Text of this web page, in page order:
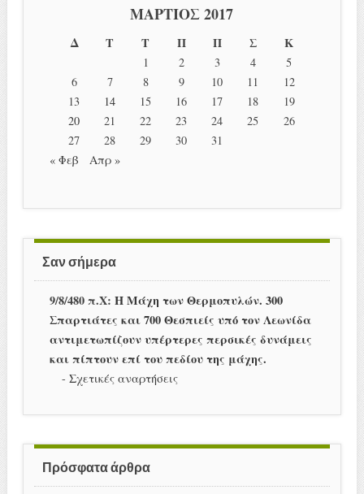
ΜΆΡΤΙΟΣ 2017
Δ Τ Τ Π Π Σ Κ
1 2 3 4
5
6
7 8 9 10 11
12
13
14 15 16 17 18
19
20
21 22 23 24 25
26
27
28 29 30
31
« Φεβ
Απρ »
Σαν σήμερα
9/8/480 π.Χ: Η Μάχη των Θερμοπυλών. 300
Σπαρτιάτες και 700 Θεσπιείς υπό τον Λεωνίδα
αντιμετωπίζουν υπέρτερες περσικές δυνάμεις
και πίπτουν επί του πεδίου της μάχης.
- Σχετικές αναρτήσεις
Πρόσφατα άρθρα